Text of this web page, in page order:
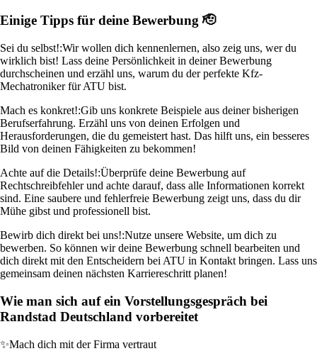
Einige Tipps für deine Bewerbung 🫡
Sei du selbst!:Wir wollen dich kennenlernen, also zeig uns, wer du
wirklich bist! Lass deine Persönlichkeit in deiner Bewerbung
durchscheinen und erzähl uns, warum du der perfekte Kfz-
Mechatroniker für ATU bist.
Mach es konkret!:Gib uns konkrete Beispiele aus deiner bisherigen
Berufserfahrung. Erzähl uns von deinen Erfolgen und
Herausforderungen, die du gemeistert hast. Das hilft uns, ein besseres
Bild von deinen Fähigkeiten zu bekommen!
Achte auf die Details!:Überprüfe deine Bewerbung auf
Rechtschreibfehler und achte darauf, dass alle Informationen korrekt
sind. Eine saubere und fehlerfreie Bewerbung zeigt uns, dass du dir
Mühe gibst und professionell bist.
Bewirb dich direkt bei uns!:Nutze unsere Website, um dich zu
bewerben. So können wir deine Bewerbung schnell bearbeiten und
dich direkt mit den Entscheidern bei ATU in Kontakt bringen. Lass uns
gemeinsam deinen nächsten Karriereschritt planen!
Wie man sich auf ein Vorstellungsgespräch bei
Randstad Deutschland vorbereitet
✨Mach dich mit der Firma vertraut